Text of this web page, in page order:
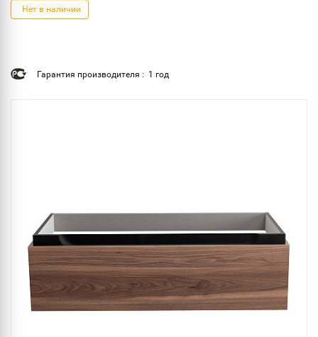
Нет в наличии
Гарантия производителя : 1 год